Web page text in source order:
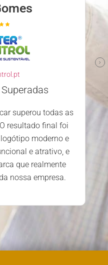
superou todas as
resultado final foi
moderno e
e atrativo, e
que realmente
nossa empresa.